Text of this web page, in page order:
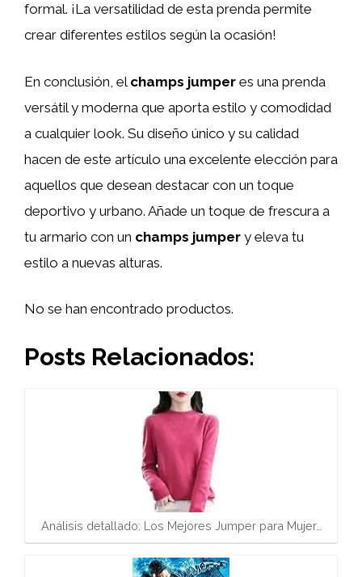
formal. ¡La versatilidad de esta prenda permite
crear diferentes estilos según la ocasión!
En conclusión, el champs jumper es una prenda
versátil y moderna que aporta estilo y comodidad
a cualquier look. Su diseño único y su calidad
hacen de este artículo una excelente elección para
aquellos que desean destacar con un toque
deportivo y urbano. Añade un toque de frescura a
tu armario con un champs jumper y eleva tu
estilo a nuevas alturas.
No se han encontrado productos.
Posts Relacionados:
Análisis detallado: Los Mejores Jumper para Mujer…